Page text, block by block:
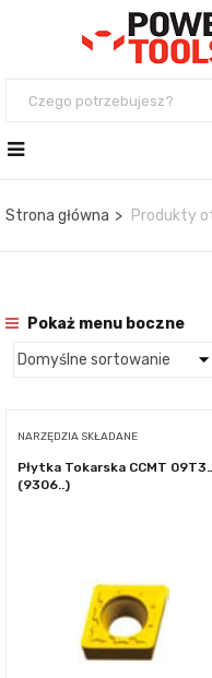
Strona główna Produkty
Pokaż menu boczne
NARZĘDZIA SKŁADANE
Płytka Tokarska CCMT
(9306..)